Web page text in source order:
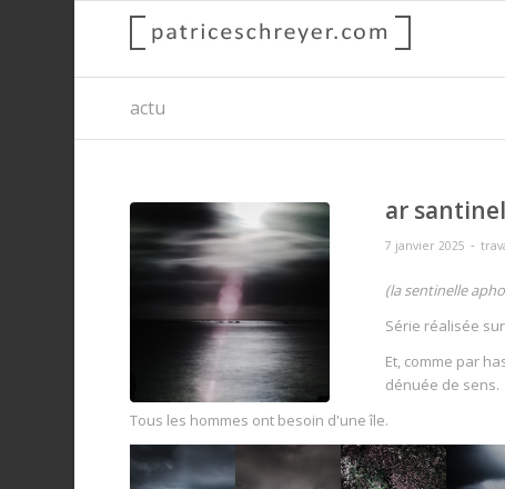
actu
ar
7 janvier 2025 -
(la sentinelle
Série réalisée
Et, comme par
dénuée de sens.
Tous les hommes ont besoin d'une île.